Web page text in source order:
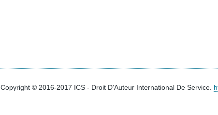
Copyright © 2016-2017 ICS- Droit D'Auteur International De Service.